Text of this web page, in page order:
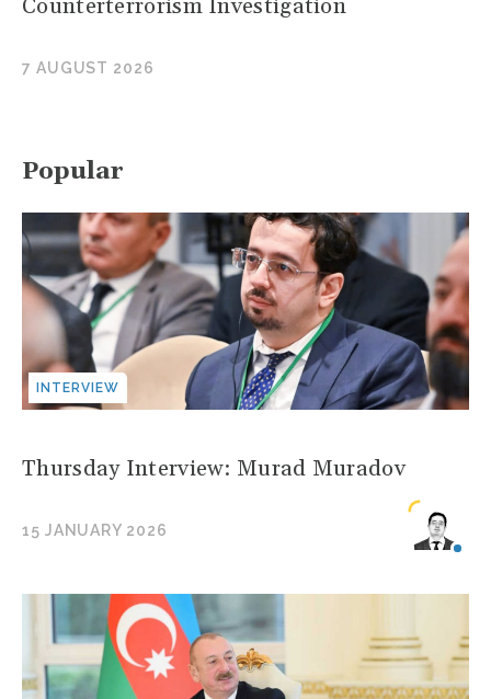
Counterterrorism Investigation
7 AUGUST 2026
Popular
INTERVIEW
Thursday Interview: Murad Muradov
15 JANUARY 2026